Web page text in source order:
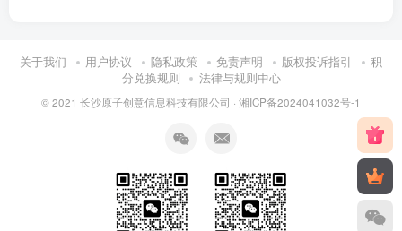
关于我们 用户协议 隐私政策 免责声明 版权投诉指引
积
分兑换规则
法律与规则中心
© 2021 长沙原子创意信息科技有限公司 · 湘ICP备2024041032号-1